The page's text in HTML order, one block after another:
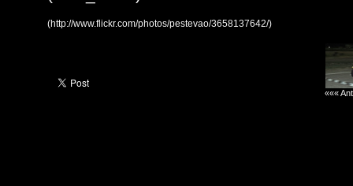
(http://www.flickr.com/photos/pestevao/3658137642/)
«««